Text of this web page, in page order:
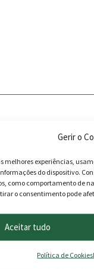
Gerir o
melhores experiências,
do dispositivo.
como comportamento de
o consentimento pode
Aceitar tudo
Política de Cookies
deixar opinião.